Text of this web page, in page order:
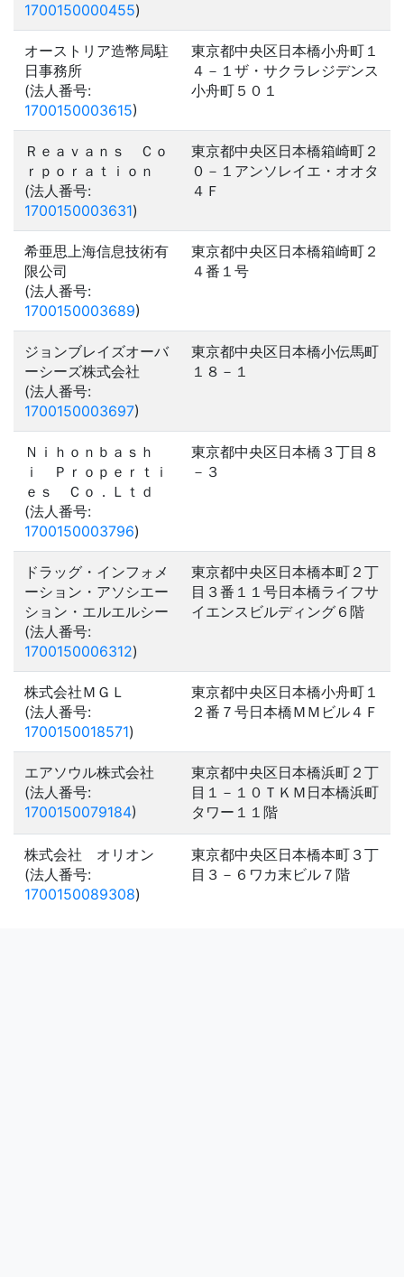
1700150000455)
オーストリア造幣局駐
日事務所
(法人番号:
1700150003615)
東京都中央区日本橋小舟町１
４－１ザ・サクラレジデンス
小舟町５０１
Ｒｅａｖａｎｓ Ｃｏ
ｒｐｏｒａｔｉｏｎ
(法人番号:
1700150003631)
東京都中央区日本橋箱崎町２
０－１アンソレイエ・オオタ
４Ｆ
希亜思上海信息技術有
限公司
(法人番号:
1700150003689)
東京都中央区日本橋箱崎町２
４番１号
ジョンブレイズオーバ
ーシーズ株式会社
(法人番号:
1700150003697)
東京都中央区日本橋小伝馬町
１８－１
Ｎｉｈｏｎｂａｓｈ
ｉ Ｐｒｏｐｅｒｔｉ
ｅｓ Ｃｏ．Ｌｔｄ
(法人番号:
1700150003796)
東京都中央区日本橋３丁目８
－３
ドラッグ・インフォメ
ーション・アソシエー
ション・エルエルシー
(法人番号:
1700150006312)
東京都中央区日本橋本町２丁
目３番１１号日本橋ライフサ
イエンスビルディング６階
株式会社ＭＧＬ
(法人番号:
1700150018571)
東京都中央区日本橋小舟町１
２番７号日本橋ＭＭビル４Ｆ
エアソウル株式会社
(法人番号:
1700150079184)
東京都中央区日本橋浜町２丁
目１－１０ＴＫＭ日本橋浜町
タワー１１階
株式会社 オリオン
(法人番号:
1700150089308)
東京都中央区日本橋本町３丁
目３－６ワカ末ビル７階